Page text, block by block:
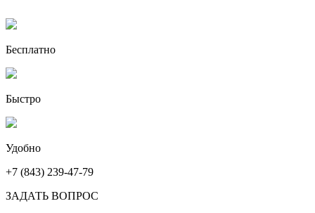
Бесплатно
Быстро
Удобно
+7 (843) 239-47-79
ЗАДАТЬ ВОПРОС